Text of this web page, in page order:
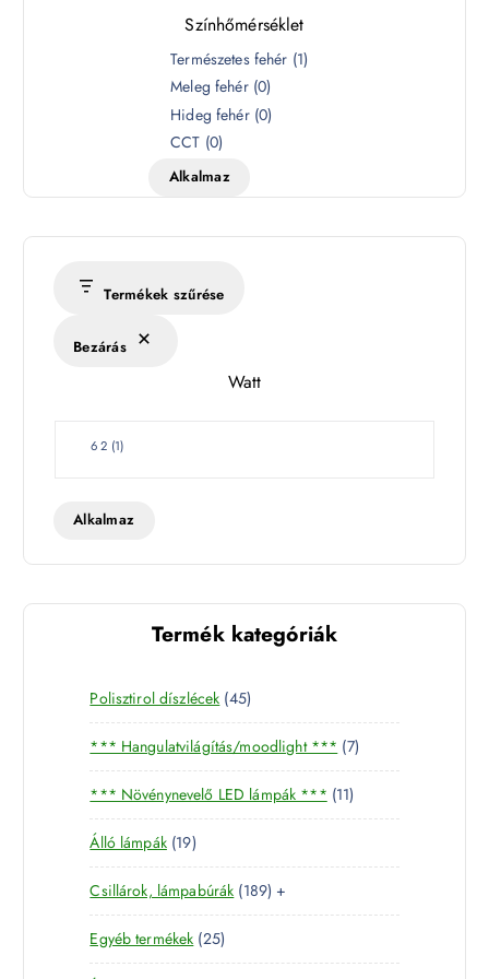
Színhőmérséklet
é
s
k
Természetes fehér (1)
Meleg fehér (0)
Hideg fehér (0)
CCT (0)
Alkalmaz
Termékek szűrése
Bezárás
Watt
W
t
6 2 (1)
Alkalmaz
Termék kategóriák
Polisztirol díszlécek 454
5
t
e
r
m
k
*** Hangulatvilágítás/moodlight *** 77
t
r
é
*** Növénynevelő LED lámpák *** 111
1
e
m
k
Álló lámpák 191
9
t
e
r
m
Csillárok, lámpabúrák 1891
8
t
+
Egyéb termékek 252
5